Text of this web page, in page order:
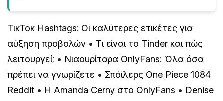
ΤικΤοκ Hashtags: Οι καλύτερες ετικέτες για
αύξηση προβολών • Τι είναι το Tinder και πώς
λειτουργεί; • Νιαουρίταρα OnlyFans: Όλα όσα
πρέπει να γνωρίζετε • Σπόιλερς One Piece 1084
Reddit • Η Amanda Cerny στο OnlyFans • Denise